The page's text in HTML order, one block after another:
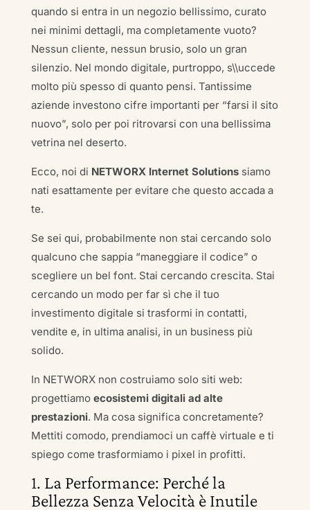
quando si entra in un negozio bellissimo, curato
nei minimi dettagli, ma completamente vuoto?
Nessun cliente, nessun brusio, solo un gran
silenzio. Nel mondo digitale, purtroppo, s\\uccede
molto più spesso di quanto pensi. Tantissime
aziende investono cifre importanti per “farsi il sito
nuovo”, solo per poi ritrovarsi con una bellissima
vetrina nel deserto.
Ecco, noi di NETWORX Internet Solutionssiamo
nati esattamente per evitare che questo accada a
te.
Se sei qui, probabilmente non stai cercando solo
qualcuno che sappia “maneggiare il codice” o
scegliere un bel font. Stai cercando crescita. Stai
cercando un modo per far sì che il tuo
investimento digitale si trasformi in contatti,
vendite e, in ultima analisi, in un business più
solido.
In NETWORX non costruiamo solo siti web:
progettiamo ecosistemi digitali ad alte
prestazioni. Ma cosa significa concretamente?
Mettiti comodo, prendiamoci un caffè virtuale e ti
spiego come trasformiamo i pixel in profitti.
1. La Performance: Perché la
Bellezza Senza Velocità è Inutile